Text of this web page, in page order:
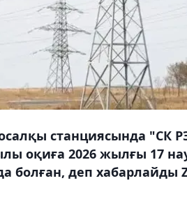
станциясында
оқиға 2026 жылғы 17
болған, деп хабарлайды